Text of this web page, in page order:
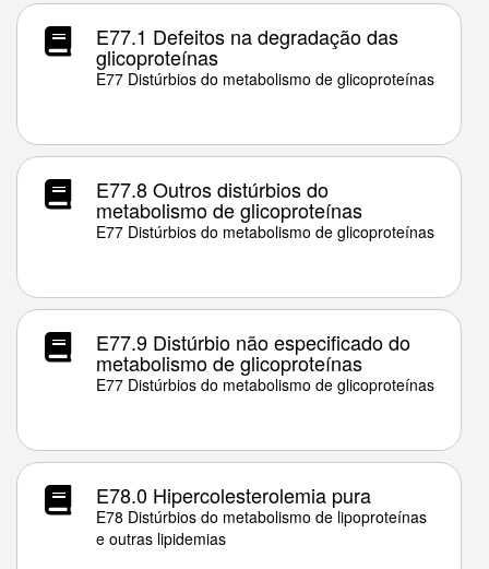
E77.1 Defeitos na degradação das
glicoproteínas
E77 Distúrbios do metabolismo de glicoproteínas
E77.8 Outros distúrbios do
metabolismo de glicoproteínas
E77 Distúrbios do metabolismo de glicoproteínas
E77.9 Distúrbio não especificado do
metabolismo de glicoproteínas
E77 Distúrbios do metabolismo de glicoproteínas
E78.0 Hipercolesterolemia pura
E78 Distúrbios do metabolismo de lipoproteínas
e outras lipidemias